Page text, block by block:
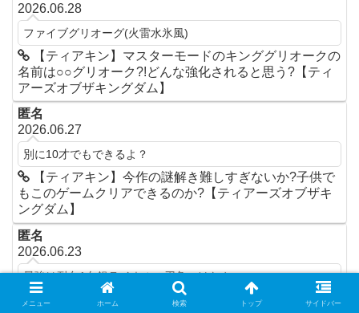
2026.06.28
ファイブグリオーグ(火雷水氷風)
【ティアキン】マスターモードのキンググリオークの
名前は○○グリオーク?!どんな強化されると思う?【ティ
アーズオブザキングダム】
匿名
2026.06.27
別に10才でもできるよ？
【ティアキン】今作の謎解き難しすぎないか?子供で
もこのゲームクリアできるのか?【ティアーズオブザキ
ングダム】
匿名
2026.06.23
最強は耐久1白銀ライネルの刃角つけたやつ
【ティアキン】ワイ、ラスボスの倒し方が分からず弓
メニュー ホーム 検索 トップ サイドバー